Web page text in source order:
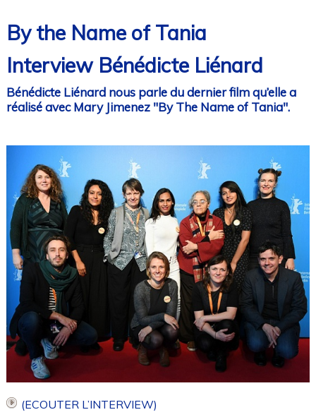
By the Name of Tania
Interview Bénédicte Liénard
Bénédicte Liénard nous parle du dernier film qu’elle a
réalisé avec Mary Jimenez "By The Name of Tania".
(ECOUTER L’INTERVIEW)